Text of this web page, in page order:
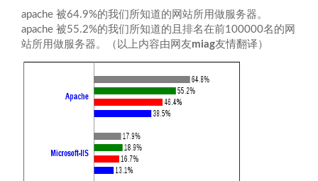
apache 被64.9%的我们所知道的网站所用做服务器。
apache 被55.2%的我们所知道的且排名在前100000名的网
站所用做服务器。（以上内容由网友miag友情翻译）